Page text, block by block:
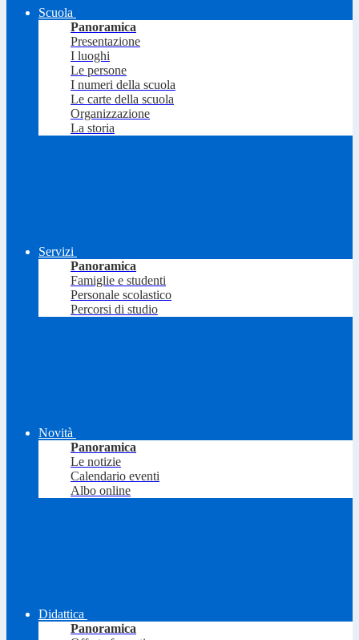
Scuola
Panoramica
Presentazione
I luoghi
Le persone
I numeri della scuola
Le carte della scuola
Organizzazione
La storia
Servizi
Panoramica
Famiglie e studenti
Personale scolastico
Percorsi di studio
Novità
Panoramica
Le notizie
Calendario eventi
Albo online
Didattica
Panoramica